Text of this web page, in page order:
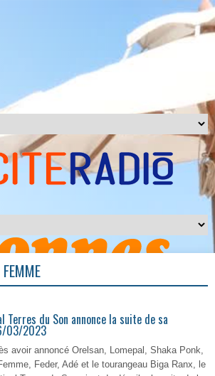
Terres du Son annonce la suite de sa
03/2023
avoir annoncé Orelsan, Lomepal, Shaka Ponk,
Feder, Adé et le tourangeau Biga Ranx, le